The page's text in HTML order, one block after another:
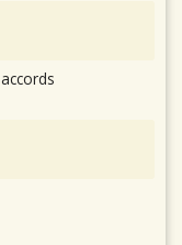
accords